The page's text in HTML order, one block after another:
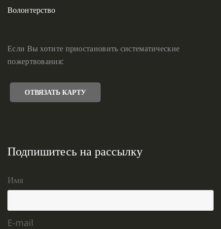
Волонтерство
Если Вы хотите приостановить систематические
пожертвования:
ОТВЯЗАТЬ КАРТУ
Подпишитесь на рассылку
Имя
E-mail